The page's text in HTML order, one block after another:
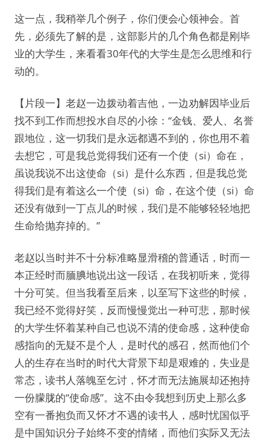
这一点，我稍举几个例子，你们便会心领神会。首
先，必须先了解的是，这部影片的几个角色都是刚毕
业的大学生，来看看30年代的大学生是怎么思维和行
动的。
【片段一】老赵一边拨动着吉他，一边劝解因毕业后
找不到工作而想投水自尽的小徐：“金钱、爱人、名誉
跟地位，这一切我们是永远都遇不到的，你也用不着
去想它，可是我总觉得我们还有一个使（si）命在，
虽说我说不出这使命（si）是什么东西，但是我总觉
得我们是有着这么一个使（si）命，在这个使（si）命
还没有做到一丁点儿的时候，我们是不能够轻轻地把
生命给抛弃掉的。”
老赵以当时并不十分标准略显滑稽的普通话，时而一
本正经时而腼腆地说出这一段话，在我初听来，觉得
十分可笑。但当我看至后来，以至写下这些的时候，
我已经不觉得好笑，反而慢慢觉出一种可悲，那时候
的大学生怀着某种自己也说不清的使命感，这种使命
感指向的无疑不是个人，是时代的感召，然而他们个
人的生存在当时的时代大背景下却是艰难的，失业是
常态，读书人落魄至乞讨，怀才而无法施展却还抱持
一份朦胧的“使命感”。这不由令我想到历史上那么多
空有一番抱负而又怀才不遇的读书人，感时忧国似乎
是中国知识分子始终不变的情绪，而他们实际又无法